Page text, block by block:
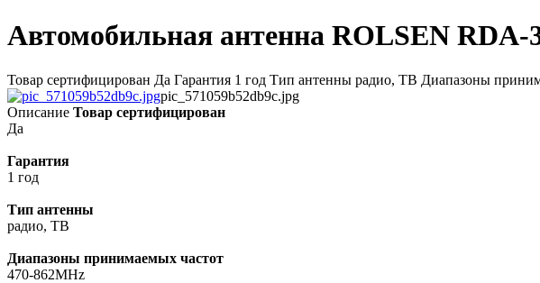
Автомобильная антенна ROLSEN RDA-
Товар сертифицирован Да Гарантия 1 год Тип антенны радио, ТВ Диапазоны
pic_571059b52db9c.jpg
Описание Товар сертифицирован
Да
Гарантия
1 год
Тип антенны
радио, ТВ
Диапазоны принимаемых частот
470-862MHz